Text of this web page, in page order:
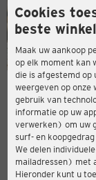
Cookies
beste
Maak uw aankoop
op elk moment kan
die is afgestemd op
weergeven op onze
gebruik van
informatie op uw
verwerken) om uw
surf- en
We delen
mailadressen) met
Hieronder kunt u